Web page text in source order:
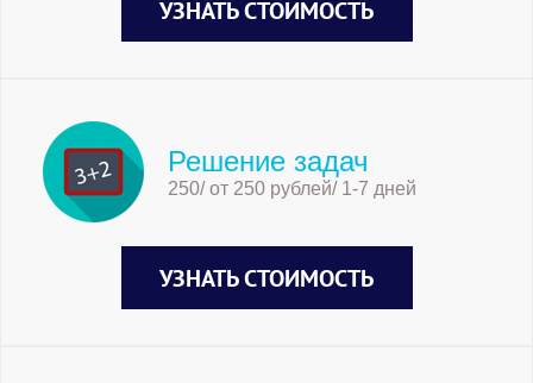
УЗНАТЬ СТОИМОСТЬ
Решение задач
250/ от 250 рублей/ 1-7 дней
УЗНАТЬ СТОИМОСТЬ